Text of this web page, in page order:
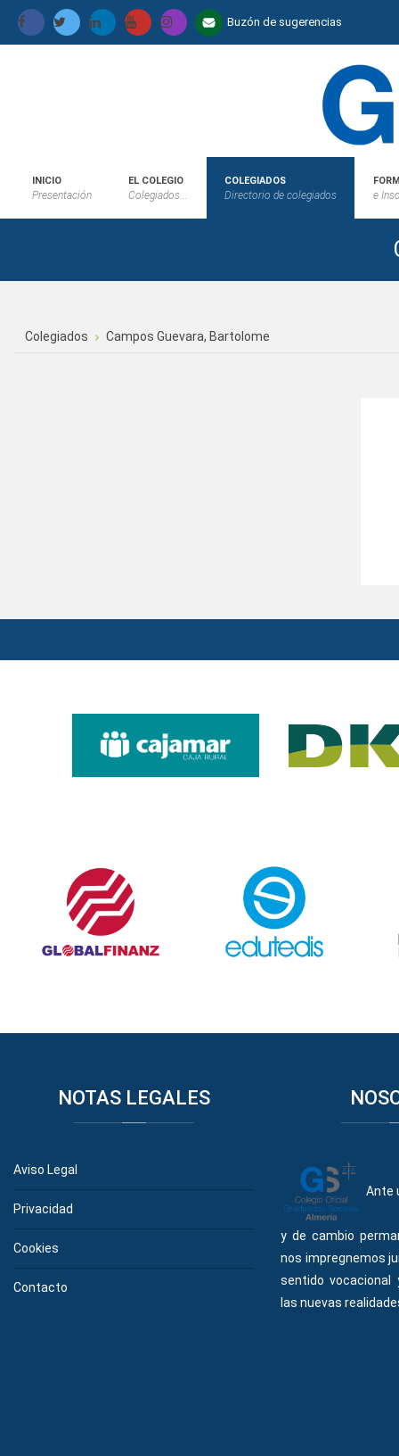
Buzón de sugerencias
INICIO
Presentación
EL COLEGIO
Colegiados...
COLEGIADOS
Directorio de colegiados e
Colegiados Campos Guevara, Bartolome
NOTASLEGALES
Aviso Legal
Privacidad
Cookies
Contacto
Ante
y de cambio
nos impregnemos
sentido
las nuevas